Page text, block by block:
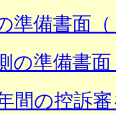
準備書面
の準備書
間の控訴